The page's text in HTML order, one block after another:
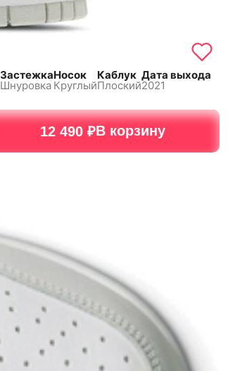
Застежка
Шнуровка
Носок
Круглый
Каблук
Плоский
Дата выхода
2021
12 490 ₽В корзину